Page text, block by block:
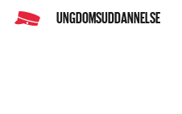
UNGDOMSUDDANNELSE